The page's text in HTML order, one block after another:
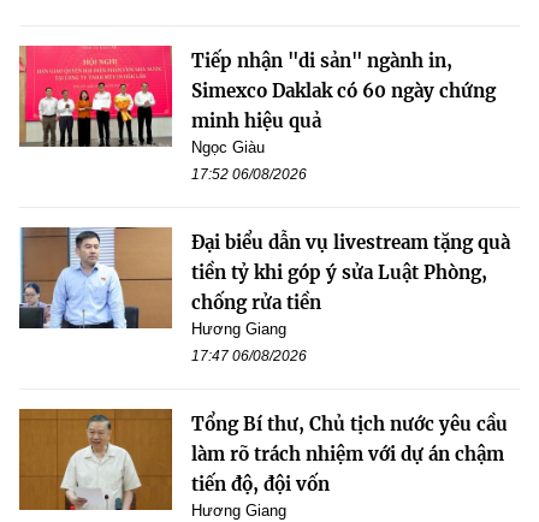
Tiếp nhận "di sản" ngành in,
Simexco Daklak có 60 ngày chứng
minh hiệu quả
Ngọc Giàu
17:52 06/08/2026
Đại biểu dẫn vụ livestream tặng quà
tiền tỷ khi góp ý sửa Luật Phòng,
chống rửa tiền
Hương Giang
17:47 06/08/2026
Tổng Bí thư, Chủ tịch nước yêu cầu
làm rõ trách nhiệm với dự án chậm
tiến độ, đội vốn
Hương Giang